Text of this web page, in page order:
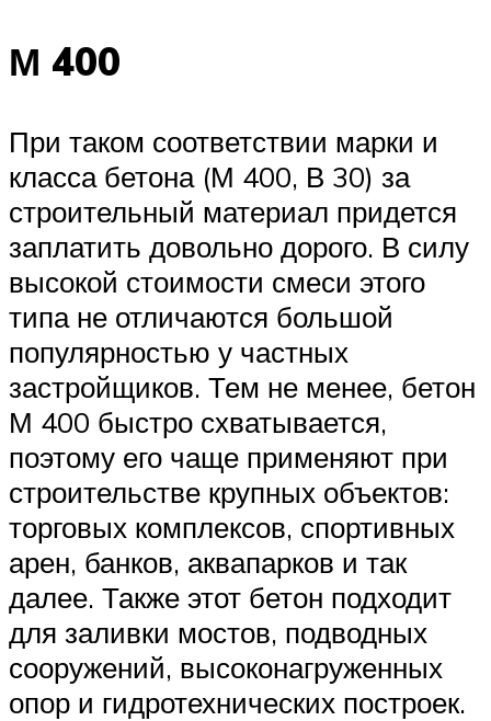
М 400
При таком соответствии марки и
класса бетона (М 400, В 30) за
строительный материал придется
заплатить довольно дорого. В силу
высокой стоимости смеси этого
типа не отличаются большой
популярностью у частных
застройщиков. Тем не менее, бетон
М 400 быстро схватывается,
поэтому его чаще применяют при
строительстве крупных объектов:
торговых комплексов, спортивных
арен, банков, аквапарков и так
далее. Также этот бетон подходит
для заливки мостов, подводных
сооружений, высоконагруженных
опор и гидротехнических построек.